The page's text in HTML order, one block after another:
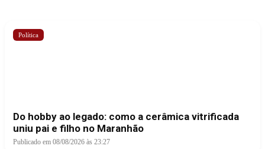
Política
Do hobby ao legado: como a cerâmica vitrificada
uniu pai e filho no Maranhão
Publicado em 08/08/2026 às 23:27